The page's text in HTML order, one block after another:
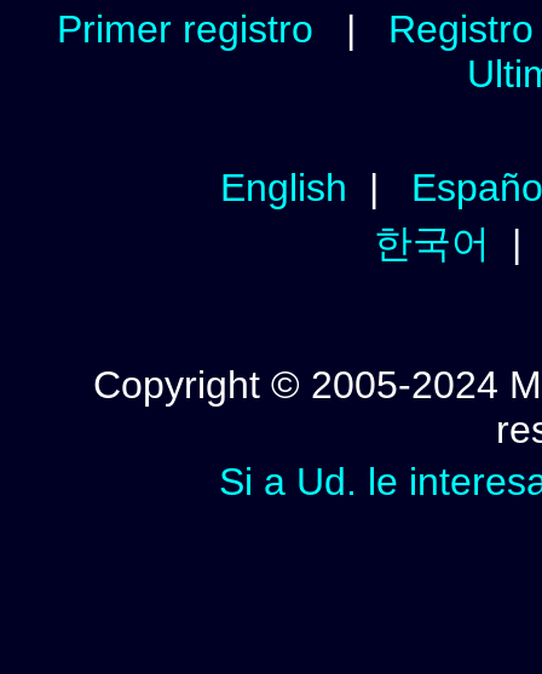
Primer registro |
English |
한국어
Copyright © 2005-2024
Si a Ud. le